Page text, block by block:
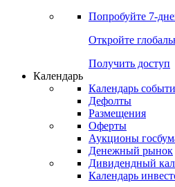
Попробуйте 7-
Откройте
Получить доступ
Календарь
Календарь
Дефолты
Размещения
Оферты
Аукционы
Денежный рынок
Дивидендный
Календарь